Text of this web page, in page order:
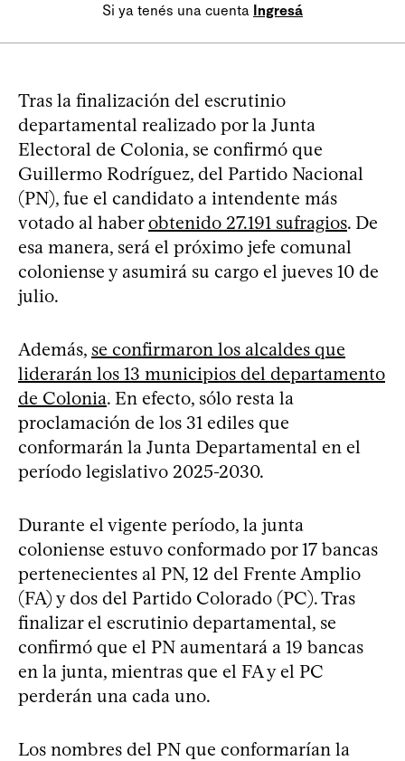
Si ya tenés una cuenta Ingresá
Tras la finalización del escrutinio
departamental realizado por la Junta
Electoral de Colonia, se confirmó que
Guillermo Rodríguez, del Partido Nacional
(PN), fue el candidato a intendente más
votado al haberobtenido 27.191 sufragios. De
esa manera, será el próximo jefe comunal
coloniense y asumirá su cargo el jueves 10 de
julio.
Además, se confirmaron los alcaldes que
liderarán los 13 municipios del departamento
de Colonia. En efecto, sólo resta la
proclamación de los 31 ediles que
conformarán la Junta Departamental en el
período legislativo 2025-2030.
Durante el vigente período, la junta
coloniense estuvo conformado por 17 bancas
pertenecientes al PN, 12 del Frente Amplio
(FA) y dos del Partido Colorado (PC). Tras
finalizar el escrutinio departamental, se
confirmó que el PN aumentará a 19 bancas
en la junta, mientras que el FA y el PC
perderán una cada uno.
Los nombres del PN que conformarían la